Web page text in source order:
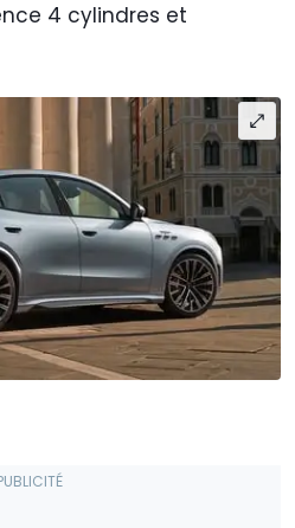
4 cylindres et